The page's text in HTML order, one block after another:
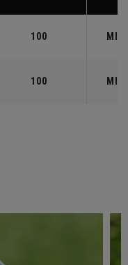
100 MID
100 MID